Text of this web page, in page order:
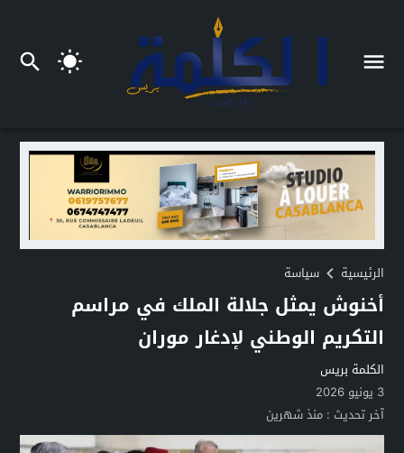
الرئيسية سياسة
أخنوش يمثل جلالة الملك في مراسم
التكريم الوطني لإدغار موران
الكلمة بريس
3 يونيو 2026
آخر تحديث :منذ شهرين